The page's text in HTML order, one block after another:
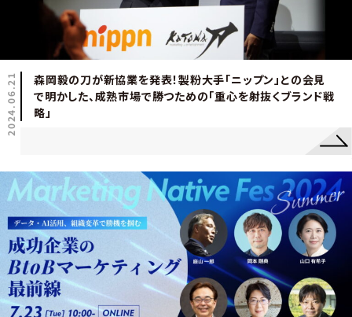
2024.06.21
森岡毅の刀が新協業を発表！製粉大手「ニップン」との会見
で明かした、成熟市場で勝つための「重心を射抜くブランド戦
略」